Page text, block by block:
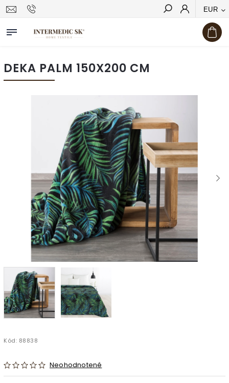
EUR
Hľadať
DEKA PALM 150X200 CM
Kód: 88838
Neohodnotené